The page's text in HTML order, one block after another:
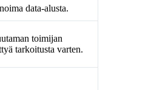
data-alusta.
toimijan
tarkoitusta varten.